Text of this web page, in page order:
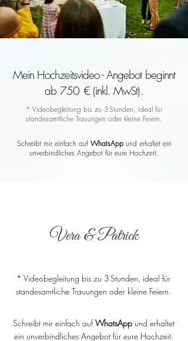
Mein Hochzeitsvideo - Angebot beginnt
ab 750 € (inkl. MwSt).
* Videobegleitung bis zu 3 Stunden, ideal für
standesamtliche Trauungen oder kleine Feiern.
Schreibt mir einfach auf WhatsAppund erhaltet ein
unverbindliches Angebot für eure Hochzeit.
Vera & Patrick
* Videobegleitung bis zu 3 Stunden, ideal für
standesamtliche Trauungen oder kleine Feiern.
Schreibt mir einfach aufWhatsAppund erhaltet
ein unverbindliches Angebot für eure Hochzeit.